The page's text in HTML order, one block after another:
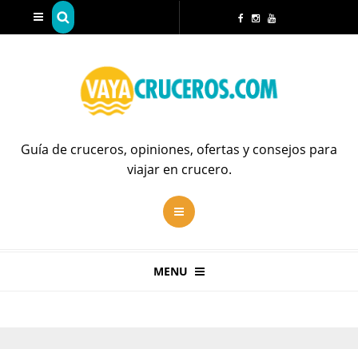
Guía de cruceros, opiniones, ofertas y consejos para
viajar en crucero.
MENU